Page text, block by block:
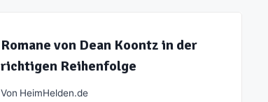
Romane von Dean Koontz in der
richtigen Reihenfolge
Von HeimHelden.de